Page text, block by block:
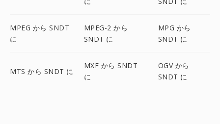
MPEG から SNDT
に
MPEG-2 から
SNDT に
MPG から
SNDT に
MTS から SNDT に
MXF から SNDT
に
OGV から
SNDT に